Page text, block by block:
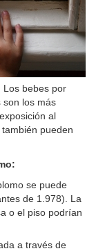
Los bebes por
son los más
al
pueden
se puede
de 1.978). La
o el piso podrían
a través de